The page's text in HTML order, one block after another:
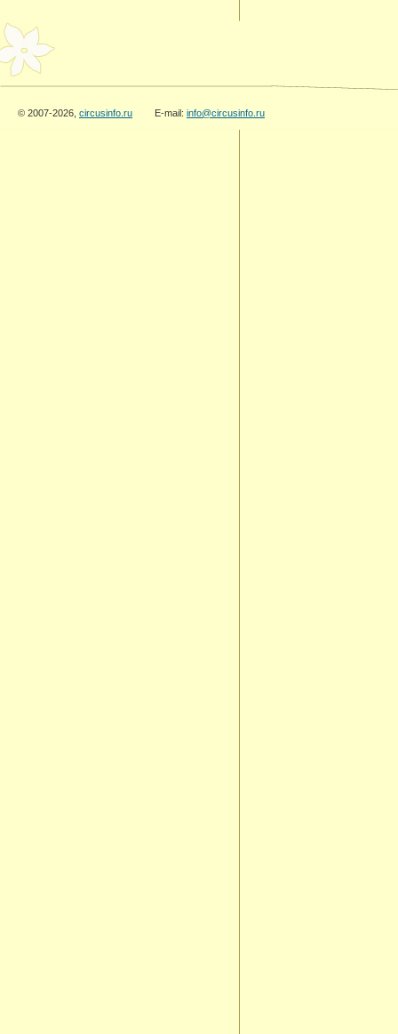
© 2007-2026, circusinfo.ru E-mail: info@circusinfo.ru